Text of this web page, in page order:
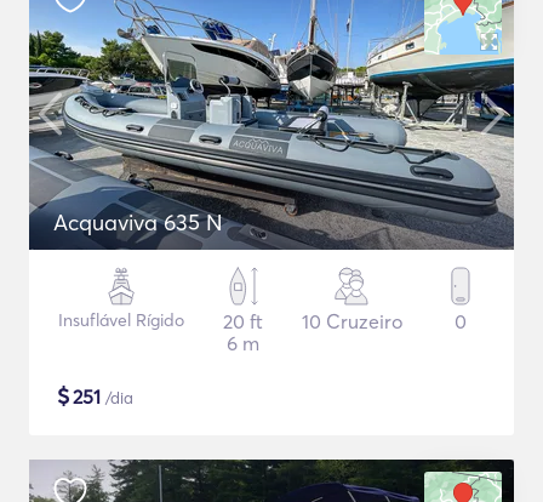
Acquaviva 635 N
Insuflável Rígido
20 ft
6 m
10 Cruzeiro 0
$251 /dia